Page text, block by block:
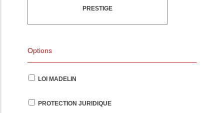
PRESTIGE
Options
LOI MADELIN
PROTECTION JURIDIQUE